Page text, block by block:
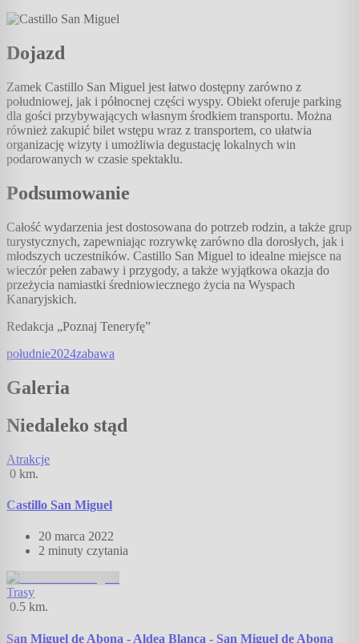
Dojazd
Zamek Castillo San Miguel jest łatwo dostępny zarówno z
południowej, jak i północnej części wyspy. Obiekt oferuje parking
dla gości przybywających własnym środkiem transportu. Można
również zakupić bilet wstępu wraz z transportem, co ułatwia
organizację wizyty i umożliwia degustację lokalnych win
podarowanych w czasie spektaklu.
Podsumowanie
Całość wydarzenia jest dostosowana do potrzeb rodzin, a także grup
turystycznych, zapewniając rozrywkę zarówno dla dorosłych, jak i
młodszych uczestników. Castillo San Miguel to idealne miejsce na
wieczór pełen zabawy i przygody, a także wyjątkowa okazja do
przeżycia namiastki średniowiecznego życia na Wyspach
Kanaryjskich.
Redakcja „Poznaj Teneryfę”
południe2024zabawa
Galeria
Niedaleko stąd
Atrakcje
0 km.
Castillo San Miguel
20 marca 2022
2 minuty czytania
Trasy
0.5 km.
San Miguel de Abona - Aldea Blanca - San Miguel de Abona